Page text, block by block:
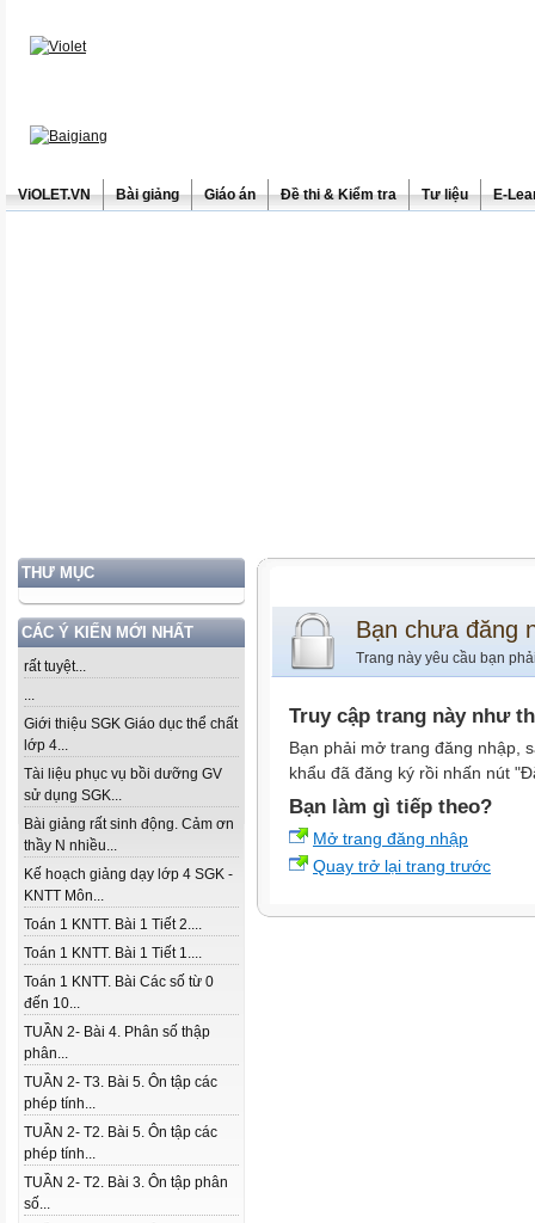
ViOLET.VN Bài giảng Giáo án Đề thi & Kiểm tra Tư liệu E-
THƯ MỤC
CÁC Ý KIẾN MỚI NHẤT
rất tuyệt...
...
Giới thiệu SGK Giáo dục thể chất
lớp 4...
Tài liệu phục vụ bồi dưỡng GV
sử dụng SGK...
Bài giảng rất sinh động. Cảm ơn
thầy N nhiều...
Kế hoạch giảng dạy lớp 4 SGK -
KNTT Môn...
Toán 1 KNTT. Bài 1 Tiết 2....
Toán 1 KNTT. Bài 1 Tiết 1....
Toán 1 KNTT. Bài Các số từ 0
đến 10...
TUẦN 2- Bài 4. Phân số thập
phân...
TUẦN 2- T3. Bài 5. Ôn tập các
phép tính...
TUẦN 2- T2. Bài 5. Ôn tập các
phép tính...
TUẦN 2- T2. Bài 3. Ôn tập phân
số...
Bạn chưa đăng
Trang này yêu cầu bạn
Truy cập trang này như
Bạn phải mở trang đăng nhập,
khẩu đã đăng ký rồi nhấn nút
Bạn làm gì tiếp theo?
Mở trang đăng nhập
Quay trở lại trang trước